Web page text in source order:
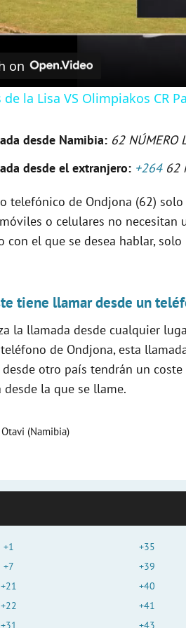
on
de la Lisa VS Olimpiakos CR
desde Namibia: 62 NÚMERO
desde el extranjero: +26462
telefónico de Ondjona (62)
o celulares no
con el que se desea hablar,
tiene llamar desde un
la llamada desde cualquier
de Ondjona, esta
desde otro país tendrán un
la que se llame.
(Namibia)
+1
+7
+21
+22
+31
+35
+39
+40
+41
+43